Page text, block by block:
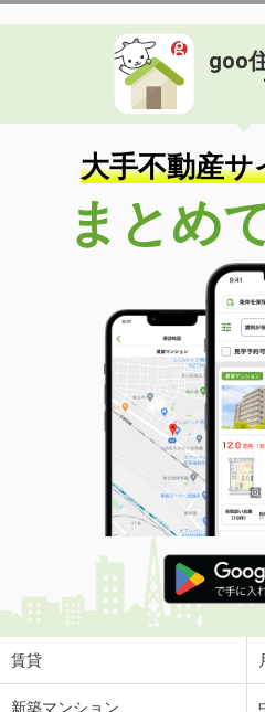
goo
大手不動産サ
まとめ
賃貸
新築マンション